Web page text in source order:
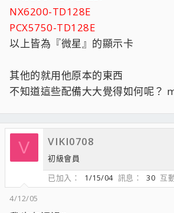
NX6200-TD128E
PCX5750-TD128E
以上皆為『微星』的顯示卡
其他的就用他原本的東西
不知道這些配備大大覺得如何呢？
V VIKI0708
初級會員
已加入
1/15/04 訊息 30 互
4/12/05